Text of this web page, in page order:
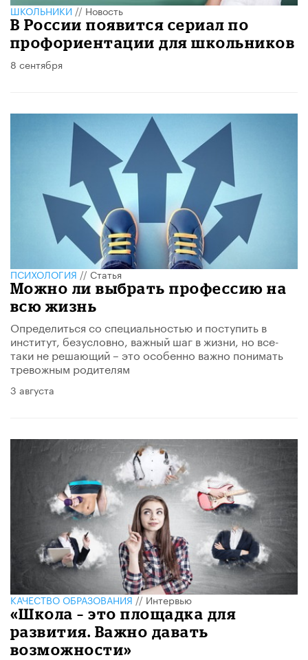
ШКОЛЬНИКИ//Новость
В России появится сериал по
профориентации для школьников
8 сентября
ПСИХОЛОГИЯ//Статья
Можно ли выбрать профессию на
всю жизнь
Определиться со специальностью и поступить в
институт, безусловно, важный шаг в жизни, но все-
таки не решающий – это особенно важно понимать
тревожным родителям
3 августа
КАЧЕСТВО ОБРАЗОВАНИЯ//Интервью
«Школа – это площадка для
развития. Важно давать
возможности»